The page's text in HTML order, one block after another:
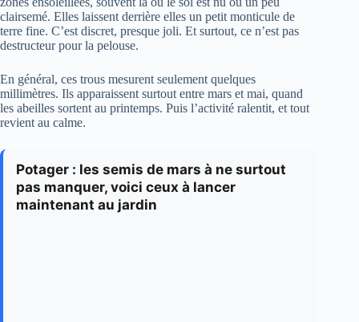
clairsemé. Elles laissent derrière elles un petit monticule de
terre fine. C’est discret, presque joli. Et surtout, ce n’est pas
destructeur pour la pelouse.
En général, ces trous mesurent seulement quelques
millimètres. Ils apparaissent surtout entre mars et mai, quand
les abeilles sortent au printemps. Puis l’activité ralentit, et tout
revient au calme.
Potager : les semis de mars à ne surtout
pas manquer, voici ceux à lancer
maintenant au jardin